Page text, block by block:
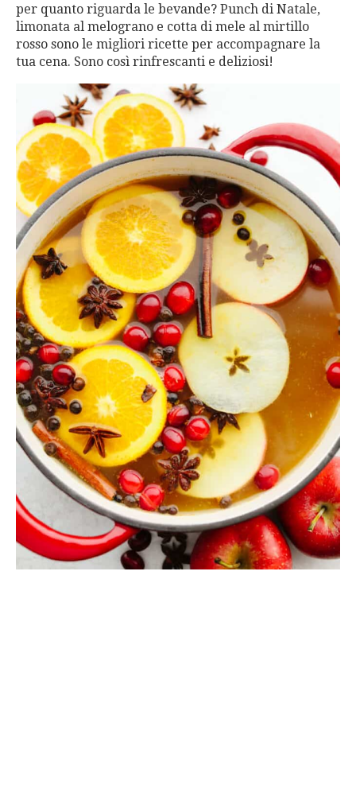
per quanto riguarda le bevande? Punch di Natale,
limonata al melograno e cotta di mele al mirtillo
rosso sono le migliori ricette per accompagnare la
tua cena. Sono così rinfrescanti e deliziosi!